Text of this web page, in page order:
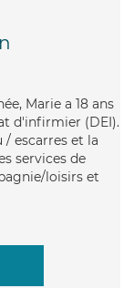
Marie a 18 ans
d'infirmier (DEI).
/ escarres et la
services de
loisirs et